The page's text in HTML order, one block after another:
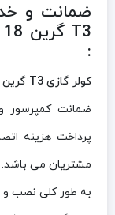
ضمانت و
:
کولر گازی T3 گرین 18 هزار مدل GWS – H18P1T3B
پرداخت هزینه
مشتریان می باشد.
به طور کلی نصب و